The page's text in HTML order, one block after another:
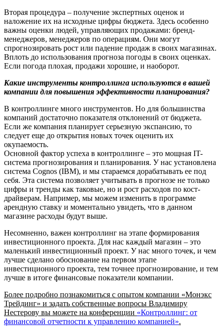
Вторая процедура – получение экспертных оценок и
наложение их на исходные цифры бюджета. Здесь особенно
важны оценки людей, управляющих продажами: бренд-
менеджеров, менеджеров по операциям. Они могут
спрогнозировать рост или падение продаж в своих магазинах.
Вплоть до использования прогноза погоды в своих оценках.
Если погода плохая, продажи хорошие, и наоборот.
Какие инструменты контроллинга используются в вашей
компании для повышения эффективности планирования?
В контроллинге много инструментов. Но для большинства
компаний достаточно показателя отклонений от бюджета.
Если же компания планирует серьезную экспансию, то
следует еще до открытия новых точек оценить их
окупаемость.
Основной фактор успеха в контроллинге – это мощная IT-
система прогнозирования и планирования. У нас установлена
система Cognos (IBM), и мы стараемся дорабатывать ее под
себя. Эта система позволяет учитывать в прогнозе не только
цифры и тренды как таковые, но и рост расходов по кост-
драйверам. Например, мы можем изменить в программе
арендную ставку и моментально увидеть, что в данном
магазине расходы будут выше.
Несомненно, важен контроллинг на этапе формирования
инвестиционного проекта. Для нас каждый магазин – это
маленький инвестиционный проект. У нас много точек, и чем
лучше сделано обоснование на первом этапе
инвестиционного проекта, тем точнее прогнозирование, и тем
лучше в итоге финансовые показатели компании.
Более подробно познакомиться с опытом компании «Монэкс
Трейдинг» и задать собственные вопросы Владимиру
Нестерову вы можете на конференции «Контроллинг: от
финансовой отчетности к управлению компанией».